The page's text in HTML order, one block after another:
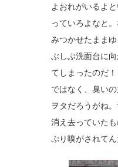
よおれがいるよ
っていろよなと
みつかせたまま
ぶしぶ洗面台に
てしまったのだ
ではなく、臭い
ヲタだろうがね
消え去っていた
ぷり嗅がされて